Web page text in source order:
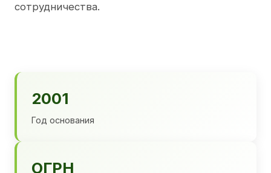
сотрудничества.
2001
Год основания
ОГРН